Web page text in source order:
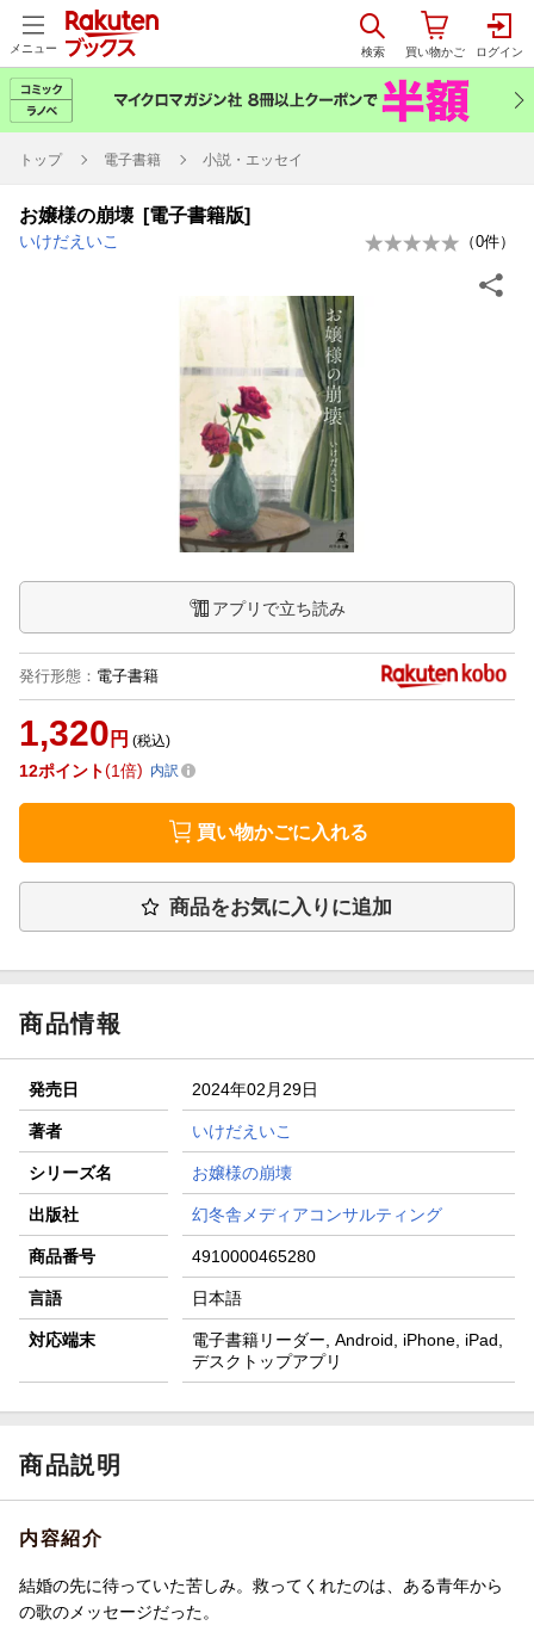
メニュー
トップ 電子書籍 小説・エッセイ
お嬢様の崩壊 [電子書籍版]
いけだえいこ （0件）
アプリで立ち読み
発行形態 ： 電子書籍
1,320 円 (税込)
12ポイント 1倍 内訳
買い物かごに入れる
商品をお気に入りに追加
商品情報
発売日 2024年02月29日
著者 いけだえいこ
シリーズ名 お嬢様の崩壊
出版社 幻冬舎メディアコンサルティング
商品番号 4910000465280
言語 日本語
対応端末
電子書籍リーダー, Android, iPhone, iPad,
デスクトップアプリ
商品説明
内容紹介
結婚の先に待っていた苦しみ。救ってくれたのは、ある青年から
の歌のメッセージだった。